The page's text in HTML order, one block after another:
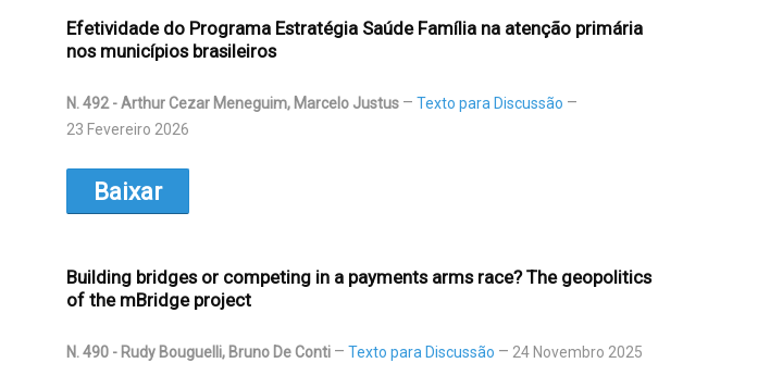
Efetividade do Programa Estratégia Saúde Família na atenção primária
nos municípios brasileiros
N. 492 - Arthur Cezar Meneguim, Marcelo Justus
Texto para Discussão
23 Fevereiro 2026
Baixar
Building bridges or competing in a payments arms race? The geopolitics
of the mBridge project
N. 490 - Rudy Bouguelli, Bruno De Conti Texto para Discussão 24 Novembro 2025